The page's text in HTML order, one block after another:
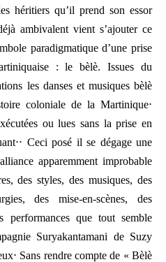
héritiers qu’il prend son essor
ambivalent vient s’ajouter ce
paradigmatique d’une prise
: le bèlè. Issues du
les danses et musiques bèlè
coloniale de la Martinique⋅
ou lues sans la prise en
Ceci posé il se dégage une
apparemment improbable
des styles, des musiques, des
des mise-en-scènes, des
performances que tout semble
Suryakantamani de Suzy
Sans rendre compte de « Bèlè